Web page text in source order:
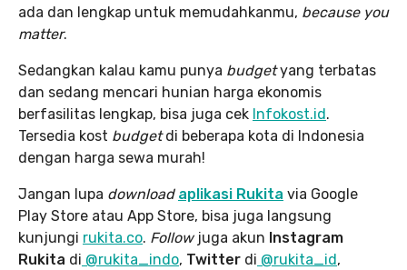
ada dan lengkap untuk memudahkanmu, because you
matter.
Sedangkan kalau kamu punya budgetyang terbatas
dan sedang mencari hunian harga ekonomis
berfasilitas lengkap, bisa juga cek Infokost.id.
Tersedia kost budgetdi beberapa kota di Indonesia
dengan harga sewa murah!
Jangan lupa download aplikasi Rukita via Google
Play Store atau App Store, bisa juga langsung
kunjungi rukita.co. Followjuga akun Instagram
Rukita di @rukita_indo, Twitter di @rukita_id,